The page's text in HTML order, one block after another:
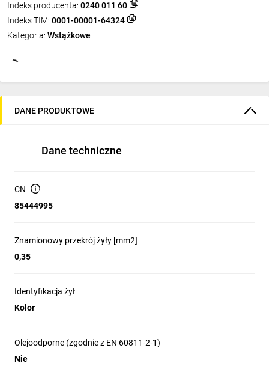
Indeks producenta: 0240 011 60
Indeks TIM: 0001-00001-64324
Kategoria: Wstążkowe
DANE PRODUKTOWE
Dane techniczne
CN
85444995
Znamionowy przekrój żyły [mm2]
0,35
Identyfikacja żył
Kolor
Olejoodporne (zgodnie z EN 60811-2-1)
Nie